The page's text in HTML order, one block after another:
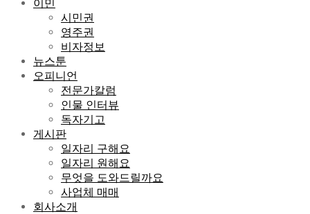
이민
시민권
영주권
비자정보
뉴스툰
오피니언
전문가칼럼
인물 인터뷰
독자기고
게시판
일자리 구해요
일자리 원해요
무엇을 도와드릴까요
사업체 매매
회사소개